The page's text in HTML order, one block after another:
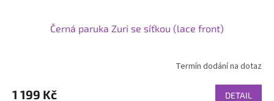
Černá paruka Zuri se síťkou (lace front)
produktu
Termín dodání na dotaz
1 199 Kč DETAIL